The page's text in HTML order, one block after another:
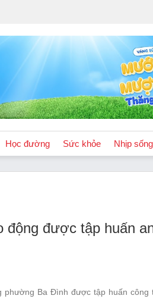
Học đường Sức khỏe Nhịp
được tập huấn
Ba Đình được tập huấn công